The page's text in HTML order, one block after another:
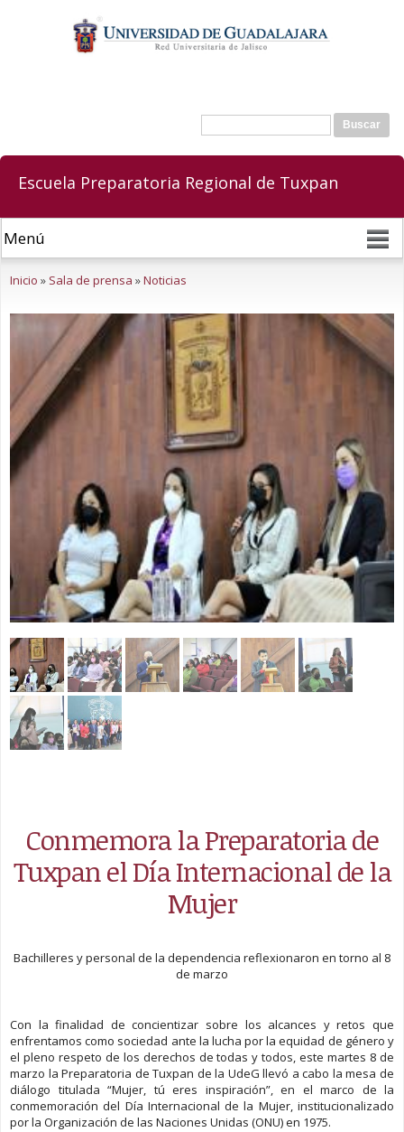
contenido
principal
Formulario de búsqueda
Buscar
Escuela Preparatoria Regional de Tuxpan
Inicio » Sala de prensa »Noticias
Conmemora la Preparatoria de
Tuxpan el Día Internacional de la
Mujer
Bachilleres y personal de la dependencia reflexionaron en torno al 8
de marzo
Con la finalidad de concientizar sobre los alcances y retos que
enfrentamos como sociedad ante la lucha por la equidad de género y
el pleno respeto de los derechos de todas y todos, este martes 8 de
marzo la Preparatoria de Tuxpan de la UdeG llevó a cabo la mesa de
diálogo titulada “Mujer, tú eres inspiración”, en el marco de la
conmemoración del Día Internacional de la Mujer, institucionalizado
por la Organización de las Naciones Unidas (ONU) en 1975.